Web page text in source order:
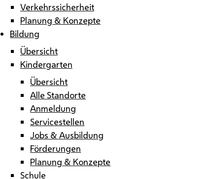
Verkehrssicherheit
Planung & Konzepte
Bildung
Übersicht
Kindergarten
Übersicht
Alle Standorte
Anmeldung
Servicestellen
Jobs & Ausbildung
Förderungen
Planung & Konzepte
Schule